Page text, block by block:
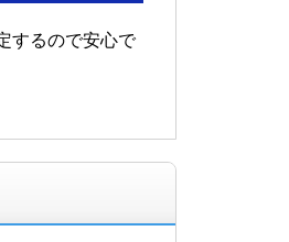
するので安心で